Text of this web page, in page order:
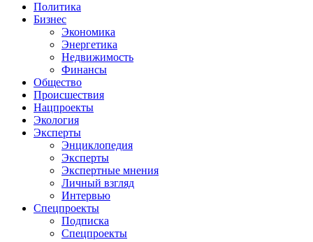
Политика
Бизнес
Экономика
Энергетика
Недвижимость
Финансы
Общество
Происшествия
Нацпроекты
Экология
Эксперты
Энциклопедия
Эксперты
Экспертные мнения
Личный взгляд
Интервью
Спецпроекты
Подписка
Спецпроекты